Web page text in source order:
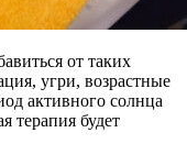
от таких
угри, возрастные
активного солнца
терапия будет